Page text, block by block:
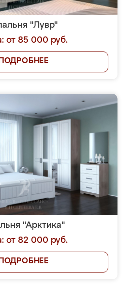
"Лувр"
от 85 000 руб.
ПОДРОБНЕЕ
"Арктика"
от 82 000 руб.
ПОДРОБНЕЕ